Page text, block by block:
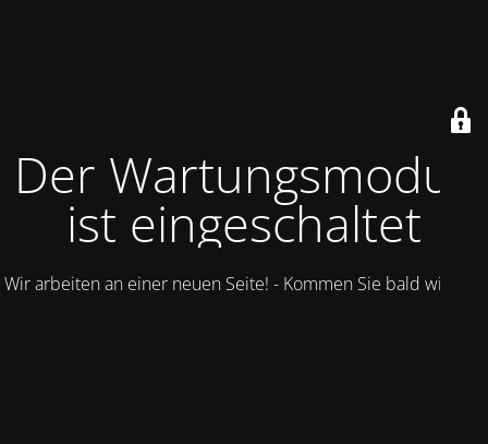
Der Wartungsmodus
ist eingeschaltet
Wir arbeiten an einer neuen Seite! - Kommen Sie bald wieder.